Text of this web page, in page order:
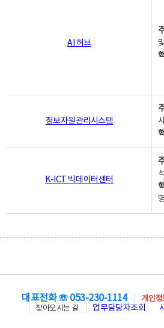
AI 허브
정보자원관리시스템
K-ICT 빅데이터센터
대표전화 ☏ 053-230-1114 개인정
찾아오시는 길
업무담당자조회